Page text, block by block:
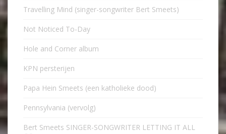
Travelling Mind (singer-songwriter Bert Smeets)
Not Noticed To-Day
Hole and Corner album
KPN persterijen
Papa Hein Smeets (een katholieke dood)
Pennsylvania (vervolg)
Bert Smeets SINGER-SONGWRITER LETTING IT ALL